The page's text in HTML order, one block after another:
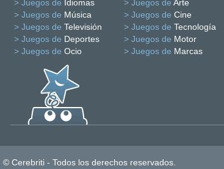
> Juegos de Idiomas > Juegos de Arte
> Juegos de Música > Juegos de Cine
> Juegos de Televisión > Juegos de Tecnología
> Juegos de Deportes > Juegos de Motor
> Juegos de Ocio > Juegos de Marcas
© Cerebriti - Todos los derechos reservados.